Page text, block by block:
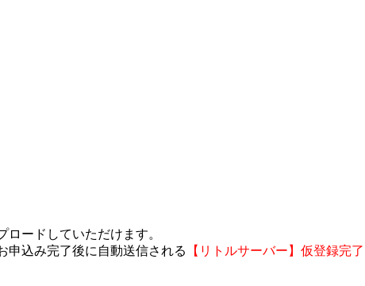
ードしていただけます。
申込み完了後に自動送信される
【リトルサーバー】仮登録完了